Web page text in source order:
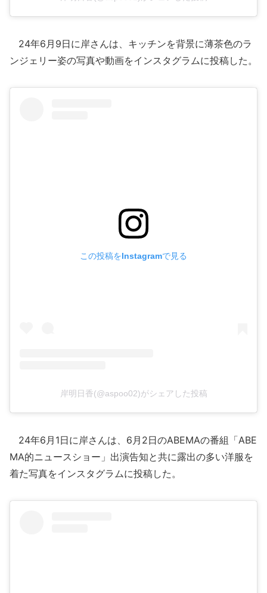
24年6月9日に岸さんは、キッチンを背景に薄茶色のラ
ンジェリー姿の写真や動画をインスタグラムに投稿した。
この投稿をInstagramで見る
岸明日香(@aspoo02)がシェアした投稿
24年6月1日に岸さんは、6月2日のABEMAの番組「ABE
MA的ニュースショー」出演告知と共に露出の多い洋服を
着た写真をインスタグラムに投稿した。